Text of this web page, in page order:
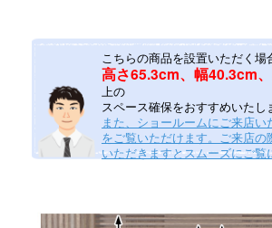
こちらの商品を設置いただく場
高さ65.3cm、幅40.3cm
上の
スペース確保をおすすめいたし
また、ショールームにご来店い
をご覧いただけます。ご来店の
いただきますとスムーズにご覧